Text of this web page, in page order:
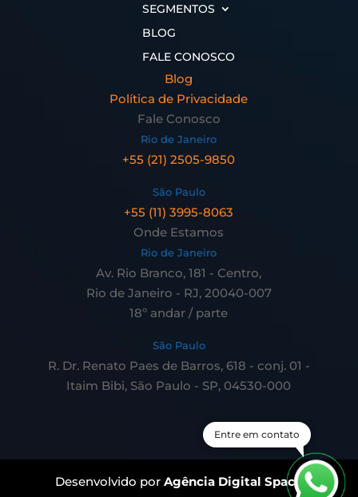
SEGMENTOS
BLOG
FALE CONOSCO
Blog
Política de Privacidade
Fale Conosco
Rio de Janeiro
+55 (21) 2505-9850
São Paulo
+55 (11) 3995-8063
Onde Estamos
Rio de Janeiro
Av. Rio Branco, 181 - Centro,
Rio de Janeiro - RJ, 20040-007
18º andar / parte
São Paulo
R. Dr. Renato Paes de Barros, 618 - conj. 01 -
Itaim Bibi, São Paulo - SP, 04530-000
Desenvolvido porAgência Digital Space
Entre em contato